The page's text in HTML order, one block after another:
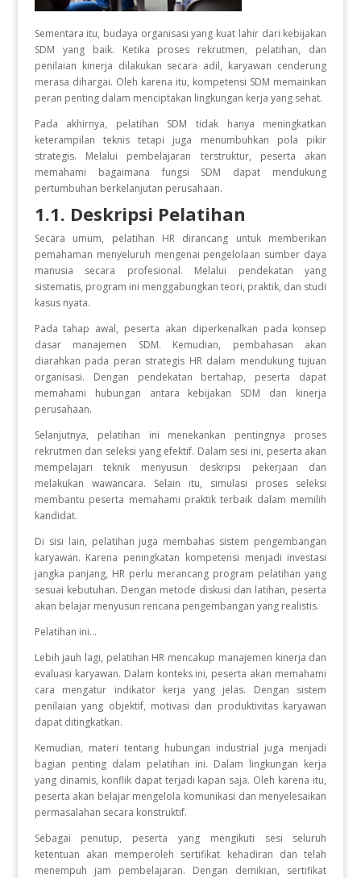
Sementara itu, budaya organisasi yang kuat lahir dari kebijakan
SDM yang baik. Ketika proses rekrutmen, pelatihan, dan
penilaian kinerja dilakukan secara adil, karyawan cenderung
merasa dihargai. Oleh karena itu, kompetensi SDM memainkan
peran penting dalam menciptakan lingkungan kerja yang sehat.
Pada akhirnya, pelatihan SDM tidak hanya meningkatkan
keterampilan teknis tetapi juga menumbuhkan pola pikir
strategis. Melalui pembelajaran terstruktur, peserta akan
memahami bagaimana fungsi SDM dapat mendukung
pertumbuhan berkelanjutan perusahaan.
1.1. Deskripsi Pelatihan
Secara umum, pelatihan HR dirancang untuk memberikan
pemahaman menyeluruh mengenai pengelolaan sumber daya
manusia secara profesional. Melalui pendekatan yang
sistematis, program ini menggabungkan teori, praktik, dan studi
kasus nyata.
Pada tahap awal, peserta akan diperkenalkan pada konsep
dasar manajemen SDM. Kemudian, pembahasan akan
diarahkan pada peran strategis HR dalam mendukung tujuan
organisasi. Dengan pendekatan bertahap, peserta dapat
memahami hubungan antara kebijakan SDM dan kinerja
perusahaan.
Selanjutnya, pelatihan ini menekankan pentingnya proses
rekrutmen dan seleksi yang efektif. Dalam sesi ini, peserta akan
mempelajari teknik menyusun deskripsi pekerjaan dan
melakukan wawancara. Selain itu, simulasi proses seleksi
membantu peserta memahami praktik terbaik dalam memilih
kandidat.
Di sisi lain, pelatihan juga membahas sistem pengembangan
karyawan. Karena peningkatan kompetensi menjadi investasi
jangka panjang, HR perlu merancang program pelatihan yang
sesuai kebutuhan. Dengan metode diskusi dan latihan, peserta
akan belajar menyusun rencana pengembangan yang realistis.
Pelatihan ini...
Lebih jauh lagi, pelatihan HR mencakup manajemen kinerja dan
evaluasi karyawan. Dalam konteks ini, peserta akan memahami
cara mengatur indikator kerja yang jelas. Dengan sistem
penilaian yang objektif, motivasi dan produktivitas karyawan
dapat ditingkatkan.
Kemudian, materi tentang hubungan industrial juga menjadi
bagian penting dalam pelatihan ini. Dalam lingkungan kerja
yang dinamis, konflik dapat terjadi kapan saja. Oleh karena itu,
peserta akan belajar mengelola komunikasi dan menyelesaikan
permasalahan secara konstruktif.
Sebagai penutup, peserta yang mengikuti sesi seluruh
ketentuan akan memperoleh sertifikat kehadiran dan telah
menempuh jam pembelajaran. Dengan demikian, sertifikat